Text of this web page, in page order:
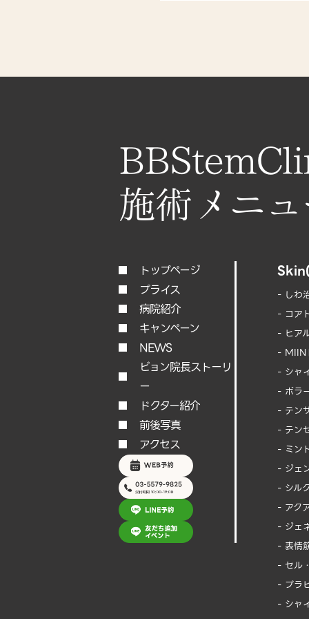
トップページ
プライス
病院紹介
キャンペーン
NEWS
ビョン院長ストーリ
ー
ドクター紹介
前後写真
アクセス
- しわ
- コア
- ヒア
- MIIN
- シャ
- ポラ
- テン
- テン
- ミン
- ジェ
- シル
- アク
- ジェ
- 表情
- セル
- プラ
- シャ